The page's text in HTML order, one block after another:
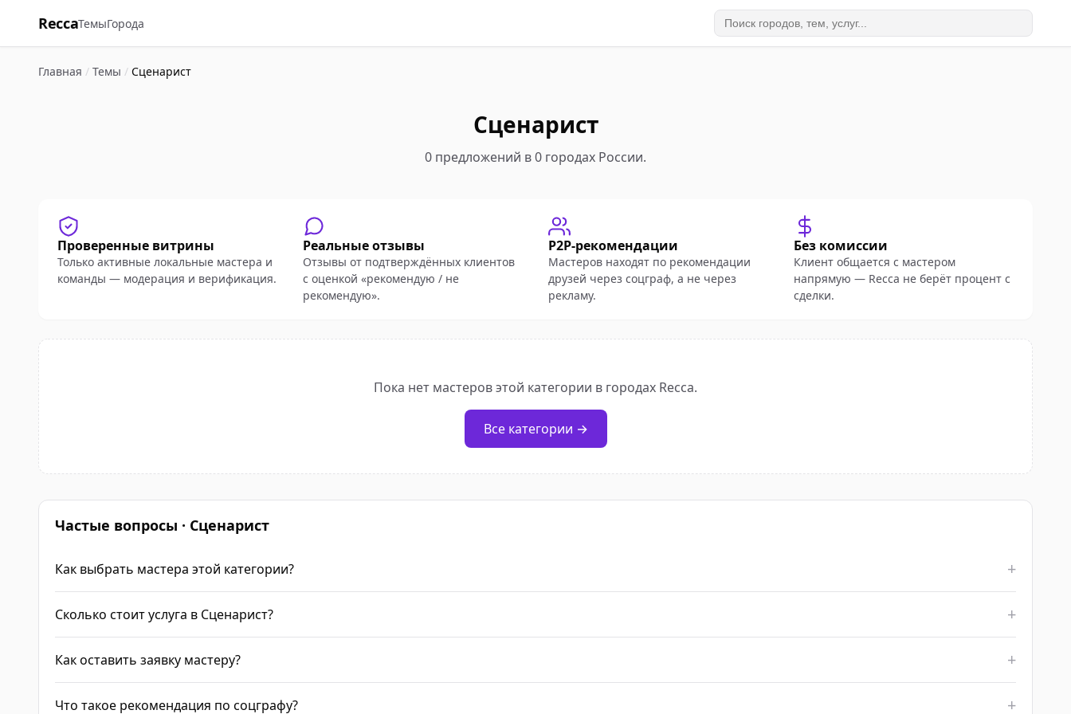
ReccaТемыГорода
Главная / Темы / Сценарист
Сценарист
0 предложений в 0 городах России.
Проверенные витрины
Только активные локальные мастера и
команды — модерация и верификация.
Реальные отзывы
Отзывы от подтверждённых клиентов
с оценкой «рекомендую / не
рекомендую».
P2P-рекомендации
Мастеров находят по рекомендации
друзей через соцграф, а не через
рекламу.
Без комиссии
Клиент общается с мастером
напрямую — Recca не берёт процент с
сделки.
Пока нет мастеров этой категории в городах Recca.
Все категории →
Частые вопросы · Сценарист
Как выбрать мастера этой категории?
Сколько стоит услуга в Сценарист?
Как оставить заявку мастеру?
Что такое рекомендация по соцграфу?